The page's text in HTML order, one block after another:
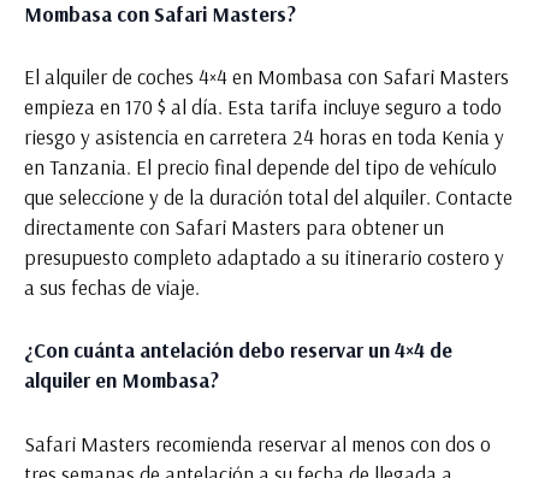
Mombasa con Safari Masters?
El alquiler de coches 4×4 en Mombasa con Safari Masters
empieza en 170 $ al día. Esta tarifa incluye seguro a todo
riesgo y asistencia en carretera 24 horas en toda Kenia y
en Tanzania. El precio final depende del tipo de vehículo
que seleccione y de la duración total del alquiler. Contacte
directamente con Safari Masters para obtener un
presupuesto completo adaptado a su itinerario costero y
a sus fechas de viaje.
¿Con cuánta antelación debo reservar un 4×4 de
alquiler en Mombasa?
Safari Masters recomienda reservar al menos con dos o